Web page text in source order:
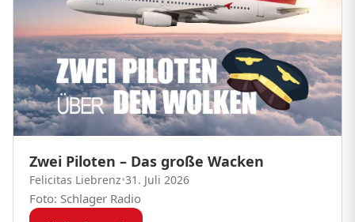
Zwei Piloten – Das große Wacken
Felicitas Liebrenz•31. Juli 2026
Foto: Schlager Radio